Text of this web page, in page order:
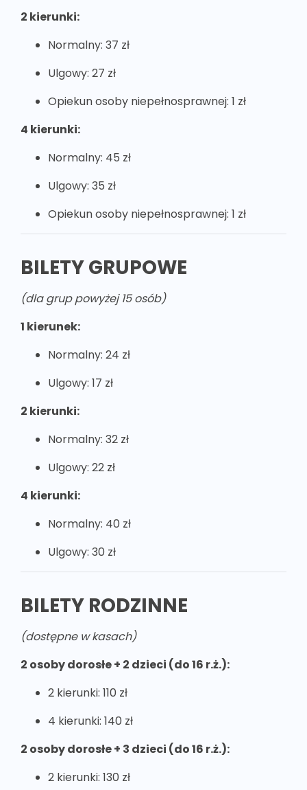
2 kierunki:
Normalny: 37 zł
Ulgowy: 27 zł
Opiekun osoby niepełnosprawnej: 1 zł
4 kierunki:
Normalny: 45 zł
Ulgowy: 35 zł
Opiekun osoby niepełnosprawnej: 1 zł
BILETY GRUPOWE
(dla grup powyżej 15 osób)
1 kierunek:
Normalny: 24 zł
Ulgowy: 17 zł
2 kierunki:
Normalny: 32 zł
Ulgowy: 22 zł
4 kierunki:
Normalny: 40 zł
Ulgowy: 30 zł
BILETY RODZINNE
(dostępne w kasach)
2 osoby dorosłe + 2 dzieci (do 16 r.ż.):
2 kierunki: 110 zł
4 kierunki: 140 zł
2 osoby dorosłe + 3 dzieci (do 16 r.ż.):
2 kierunki: 130 zł